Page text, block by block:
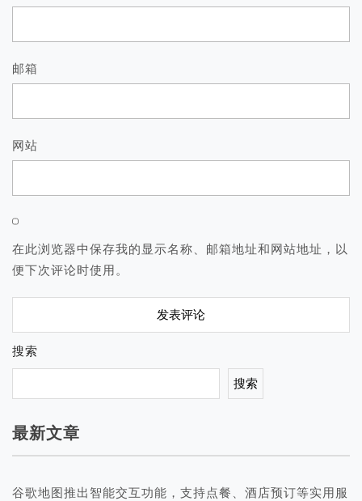
邮箱
网站
在此浏览器中保存我的显示名称、邮箱地址和网站地址，以
便下次评论时使用。
搜索
搜索
最新文章
谷歌地图推出智能交互功能，支持点餐、酒店预订等实用服